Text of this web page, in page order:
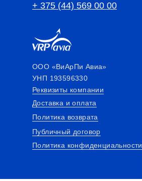
ООО «ВиАрПи Авиа»
УНП 193596330
Реквизиты компании
Политика конфиденциальности
+ 375 (44) 569 00 00
Доставка и оплата
Политика возврата
Публичный договор